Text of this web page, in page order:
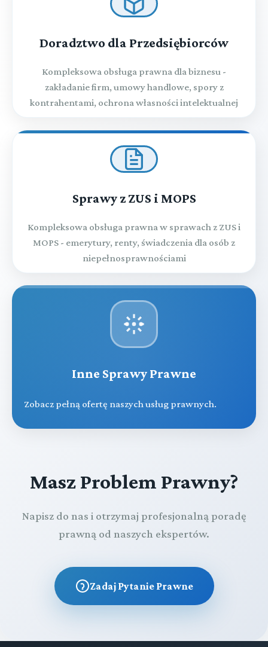
Doradztwo dla Przedsiębiorców
Kompleksowa obsługa prawna dla biznesu -
zakładanie firm, umowy handlowe, spory z
kontrahentami, ochrona własności intelektualnej
Sprawy z ZUS i MOPS
Kompleksowa obsługa prawna w sprawach z ZUS i
MOPS - emerytury, renty, świadczenia dla osób z
niepełnosprawnościami
Inne Sprawy Prawne
Zobacz pełną ofertę naszych usług prawnych.
Masz Problem Prawny?
Napisz do nas i otrzymaj profesjonalną poradę
prawną od naszych ekspertów.
Zadaj Pytanie Prawne